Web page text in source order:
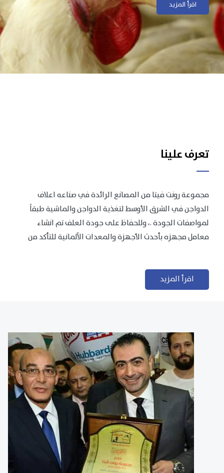
اقرأ المزيد
اقرأ المزيد
تعرف علينا
مجموعة رونت فيتا من المصانع الرائدة في صناعه اعلاف
الدواجن في الشرق الأوسط لتغذية الدواجن والماشية طبقاً
لمواصفات الجودة .، وللحفاظ على جودة العلف تم انشاء
معامل مجهزه بأحدث الأجهزة والمعدات الآلمانية للتأكد من
اقرأ المزيد